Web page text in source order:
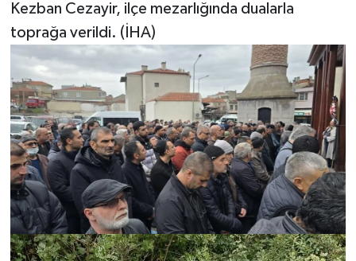
Kezban Cezayir, ilçe mezarlığında dualarla
toprağa verildi. (İHA)